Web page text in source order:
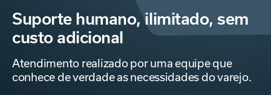
Suporte humano, ilimitado,sem
custo adicional
Atendimento realizado por uma equipe que
conhece deverdade as necessidades do varejo.